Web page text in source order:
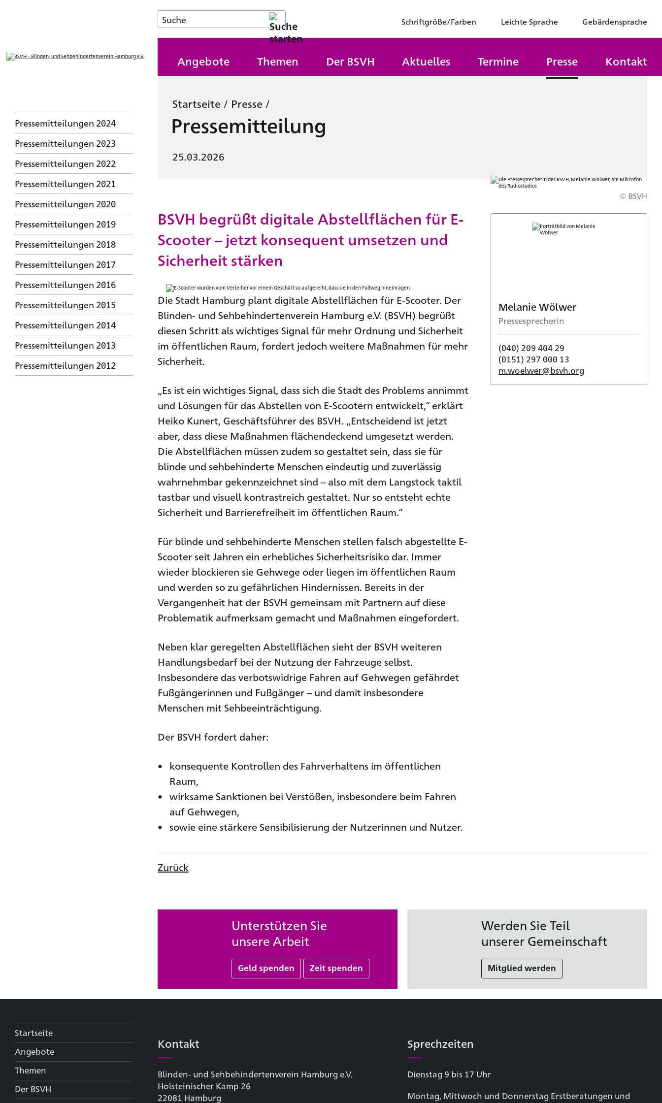
Schriftgröße/Farben Leichte Sprache Gebärdensprache
Angebote Themen Der BSVH Aktuelles Termine Presse Kontakt
Pressemitteilungen 2024
Pressemitteilungen 2023
Pressemitteilungen 2022
Pressemitteilungen 2021
Pressemitteilungen 2020
Pressemitteilungen 2019
Pressemitteilungen 2018
Pressemitteilungen 2017
Pressemitteilungen 2016
Pressemitteilungen 2015
Pressemitteilungen 2014
Pressemitteilungen 2013
Pressemitteilungen 2012
Startseite / Presse /
Pressemitteilung
25.03.2026
© BSVH
BSVH begrüßt digitale Abstellflächen für E-
Scooter – jetzt konsequent umsetzen und
Sicherheit stärken
Die Stadt Hamburg plant digitale Abstellflächen für E-Scooter. Der
Blinden- und Sehbehindertenverein Hamburg e.V. (BSVH) begrüßt
diesen Schritt als wichtiges Signal für mehr Ordnung und Sicherheit
im öffentlichen Raum, fordert jedoch weitere Maßnahmen für mehr
Sicherheit.
„Es ist ein wichtiges Signal, dass sich die Stadt des Problems annimmt
und Lösungen für das Abstellen von E-Scootern entwickelt,“ erklärt
Heiko Kunert, Geschäftsführer des BSVH. „Entscheidend ist jetzt
aber, dass diese Maßnahmen flächendeckend umgesetzt werden.
Die Abstellflächen müssen zudem so gestaltet sein, dass sie für
blinde und sehbehinderte Menschen eindeutig und zuverlässig
wahrnehmbar gekennzeichnet sind – also mit dem Langstock taktil
tastbar und visuell kontrastreich gestaltet. Nur so entsteht echte
Sicherheit und Barrierefreiheit im öffentlichen Raum.“
Für blinde und sehbehinderte Menschen stellen falsch abgestellte E-
Scooter seit Jahren ein erhebliches Sicherheitsrisiko dar. Immer
wieder blockieren sie Gehwege oder liegen im öffentlichen Raum
und werden so zu gefährlichen Hindernissen. Bereits in der
Vergangenheit hat der BSVH gemeinsam mit Partnern auf diese
Problematik aufmerksam gemacht und Maßnahmen eingefordert.
Neben klar geregelten Abstellflächen sieht der BSVH weiteren
Handlungsbedarf bei der Nutzung der Fahrzeuge selbst.
Insbesondere das verbotswidrige Fahren auf Gehwegen gefährdet
Fußgängerinnen und Fußgänger – und damit insbesondere
Menschen mit Sehbeeinträchtigung.
Der BSVH fordert daher:
konsequente Kontrollen des Fahrverhaltens im öffentlichen
Raum,
wirksame Sanktionen bei Verstößen, insbesondere beim Fahren
auf Gehwegen,
sowie eine stärkere Sensibilisierung der Nutzerinnen und Nutzer.
Melanie Wölwer
Pressesprecherin
(040) 209 404 29
(0151) 297 000 13
m.woelwer@bsvh.org
Zurück
Unterstützen Sie
unsere Arbeit
Geld spenden Zeit spenden
Werden Sie Teil
unserer Gemeinschaft
Mitglied werden
Startseite
Angebote
Themen
Der BSVH
Kontakt
Blinden- und Sehbehinderten­verein Hamburg e.V.
Holsteinischer Kamp 26
22081 Hamburg
Sprechzeiten
Dienstag 9 bis 17 Uhr
Montag, Mittwoch und Donnerstag Erstberatungen und